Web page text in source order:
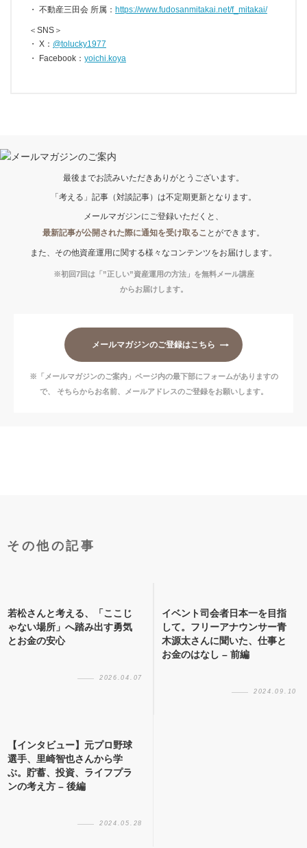
不動産三田会 所属： https://www.fudosanmitakai.net/f_mitakai/
＜SNS＞
X： @tolucky1977
Facebook： yoichi.koya
最後までお読みいただきありがとうございます。
「考える」記事（対談記事）は不定期更新となります。
メールマガジンにご登録いただくと、
最新記事が公開された際に通知を受け取るこ とができます。
また、その他資産運用に関する様々なコンテンツをお届けします。
※初回7回は「”正しい”資産運用の方法」を無料メール講座
からお届けします。
メールマガジンのご登録はこちら
※「メールマガジンのご案内」ページ内の最下部にフォームがありますの
で、
そちらからお名前、メールアドレスのご登録をお願いします。
その他の記事
若松さんと考える、「ここじ
ゃない場所」へ踏み出す勇気
とお金の安心
2026.04.07
イベント司会者日本一を目指
して。フリーアナウンサー青
木源太さんに聞いた、仕事と
お金のはなし – 前編
2024.09.10
【インタビュー】元プロ野球
選手、里崎智也さんから学
ぶ。貯蓄、投資、ライフプラ
ンの考え方 – 後編
2024.05.28